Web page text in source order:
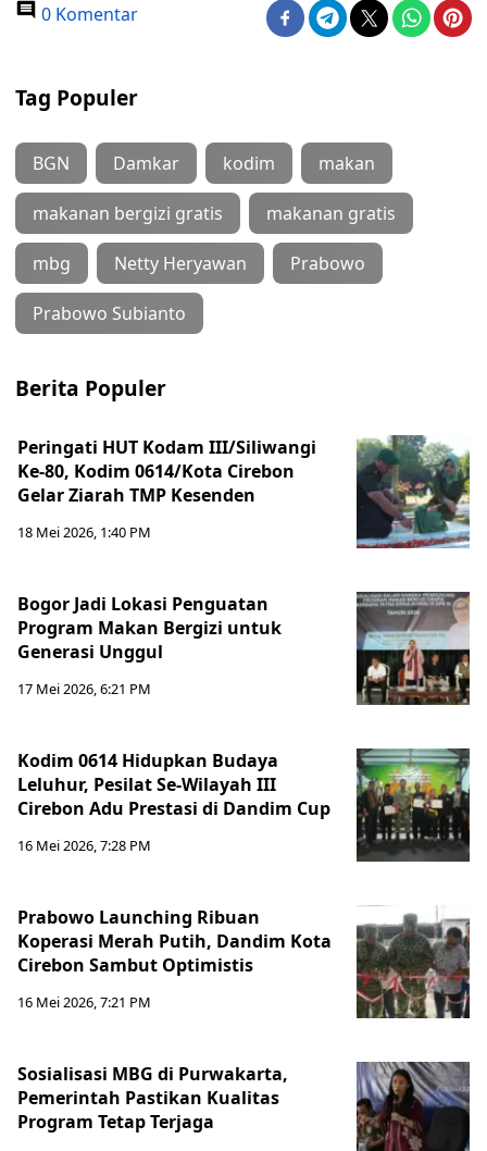
0 Komentar
Tag Populer
BGN Damkar kodim makan
makanan bergizi gratis makanan gratis
mbg Netty Heryawan Prabowo
Prabowo Subianto
Berita Populer
Peringati HUT Kodam III/Siliwangi
Ke-80, Kodim 0614/Kota Cirebon
Gelar Ziarah TMP Kesenden
18 Mei 2026, 1:40 PM
Bogor Jadi Lokasi Penguatan
Program Makan Bergizi untuk
Generasi Unggul
17 Mei 2026, 6:21 PM
Kodim 0614 Hidupkan Budaya
Leluhur, Pesilat Se-Wilayah III
Cirebon Adu Prestasi di Dandim Cup
16 Mei 2026, 7:28 PM
Prabowo Launching Ribuan
Koperasi Merah Putih, Dandim Kota
Cirebon Sambut Optimistis
16 Mei 2026, 7:21 PM
Sosialisasi MBG di Purwakarta,
Pemerintah Pastikan Kualitas
Program Tetap Terjaga